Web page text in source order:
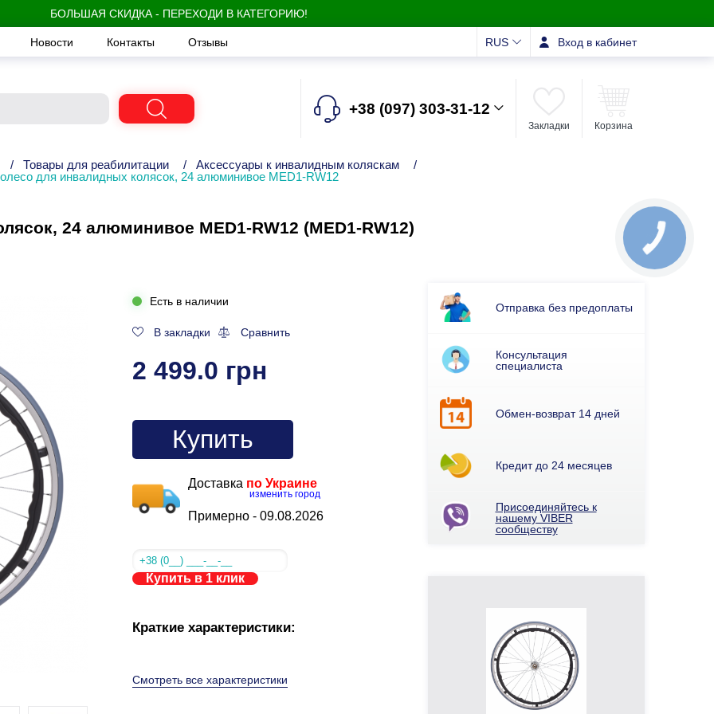
БОЛЬШАЯ СКИДКА - ПЕРЕХОДИ В КАТЕГОРИЮ!
Новости Контакты Отзывы RUS Вход в кабинет
+38 (097) 303-31-12
Закладки Корзина
/ Товары для реабилитации / Аксессуары к инвалидным коляскам
/
для инвалидных колясок, 24 алюминивое MED1-RW12
24 алюминивое MED1-RW12 (MED1-RW12)
Есть в наличии
В закладки Сравнить
2 499.0 грн
Купить
Доставка по Украине
изменить город
Примерно - 09.08.2026
Купить в 1 клик
Краткие характеристики:
Смотреть все характеристики
Отправка без предоплаты
Консультация
специалиста
Обмен-возврат 14 дней
Кредит до 24 месяцев
Присоединяйтесь к
нашему VIBER
сообществу